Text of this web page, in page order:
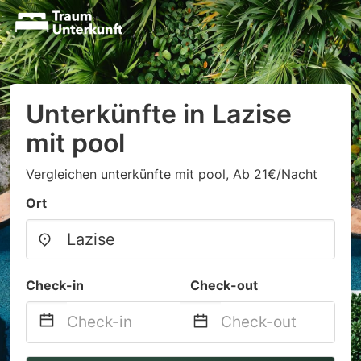
Unterkünfte in Lazise
mit pool
Vergleichen unterkünfte mit pool, Ab 21€/Nacht
Ort
Check-in Check-out
Navigate
Navigate